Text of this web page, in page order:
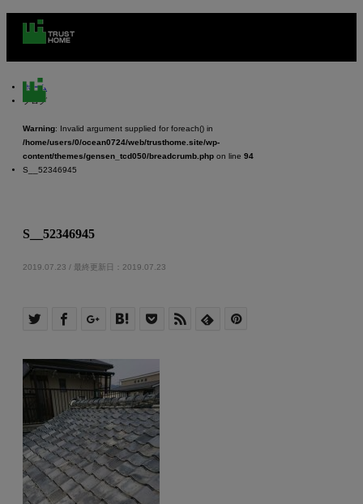
ホーム
ブログ
Warning: Invalid argument supplied for foreach() in
/home/users/0/ocean0724/web/trusthome.site/wp-
content/themes/gensen_tcd050/breadcrumb.php on line 94
S__52346945
S__52346945
2019.07.23 / 最終更新日：2019.07.23